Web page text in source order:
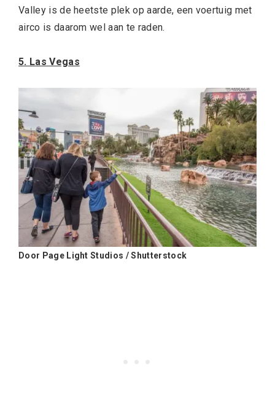
Valley is de heetste plek op aarde, een voertuig met
airco is daarom wel aan te raden.
5. Las Vegas
Door Page Light Studios / Shutterstock